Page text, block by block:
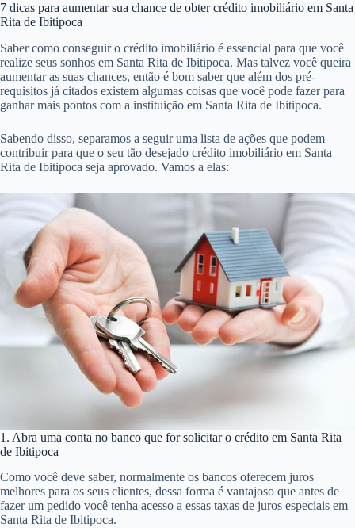
7 dicas para aumentar sua chance de obter crédito imobiliário em Santa
Rita de Ibitipoca
Saber como conseguir o crédito imobiliário é essencial para que você
realize seus sonhos em Santa Rita de Ibitipoca. Mas talvez você queira
aumentar as suas chances, então é bom saber que além dos pré-
requisitos já citados existem algumas coisas que você pode fazer para
ganhar mais pontos com a instituição em Santa Rita de Ibitipoca.
Sabendo disso, separamos a seguir uma lista de ações que podem
contribuir para que o seu tão desejado crédito imobiliário em Santa
Rita de Ibitipoca seja aprovado. Vamos a elas:
1. Abra uma conta no banco que for solicitar o crédito em Santa Rita
de Ibitipoca
Como você deve saber, normalmente os bancos oferecem juros
melhores para os seus clientes, dessa forma é vantajoso que antes de
fazer um pedido você tenha acesso a essas taxas de juros especiais em
Santa Rita de Ibitipoca.